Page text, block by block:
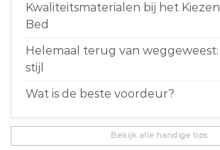
Kwaliteitsmaterialen bij het
Bed
Helemaal terug van
stijl
Wat is de beste voordeur?
Bekijk alle handige tips